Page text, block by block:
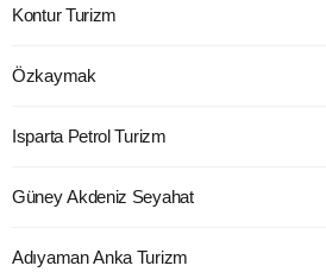
Kontur Turizm
Özkaymak
Isparta Petrol Turizm
Güney Akdeniz Seyahat
Adıyaman Anka Turizm